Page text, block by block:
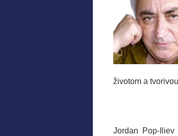
životom a
Jordan Pop-